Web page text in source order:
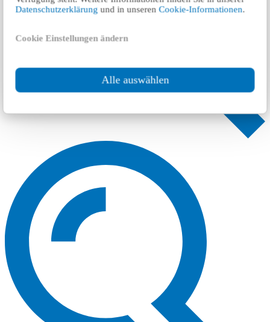
Datenschutzerklärung und in unserenCookie-Informationen.
Cookie Einstellungen ändern
Alle auswählen